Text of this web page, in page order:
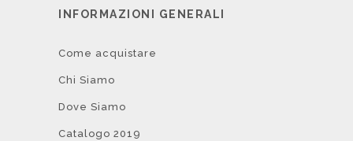
INFORMAZIONI GENERALI
Come acquistare
Chi Siamo
Dove Siamo
Catalogo 2019